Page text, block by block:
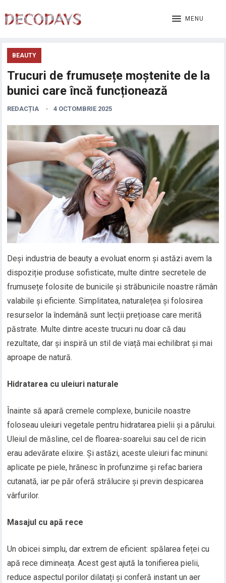
MENU
BEAUTY
Trucuri de frumusețe moștenite de la
bunici care încă funcționează
REDACȚIA 4 OCTOMBRIE 2025
Deși industria de beauty a evoluat enorm și astăzi avem la
dispoziție produse sofisticate, multe dintre secretele de
frumusețe folosite de bunicile și străbunicile noastre rămân
valabile și eficiente. Simplitatea, naturalețea și folosirea
resurselor la îndemână sunt lecții prețioase care merită
păstrate. Multe dintre aceste trucuri nu doar că dau
rezultate, dar și inspiră un stil de viață mai echilibrat și mai
aproape de natură.
Hidratarea cu uleiuri naturale
Înainte să apară cremele complexe, bunicile noastre
foloseau uleiuri vegetale pentru hidratarea pielii și a părului.
Uleiul de măsline, cel de floarea-soarelui sau cel de ricin
erau adevărate elixire. Și astăzi, aceste uleiuri fac minuni:
aplicate pe piele, hrănesc în profunzime și refac bariera
cutanată, iar pe păr oferă strălucire și previn despicarea
vârfurilor.
Masajul cu apă rece
Un obicei simplu, dar extrem de eficient: spălarea feței cu
apă rece dimineața. Acest gest ajută la tonifierea pielii,
reduce aspectul porilor dilatați și conferă instant un aer